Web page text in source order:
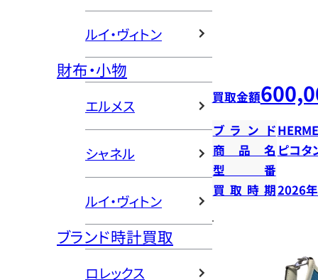
ルイ・ヴィトン
財布・小物
エルメス
シャネル
ルイ・ヴィトン
ブランド時計買取
ロレックス
買取金額
ブランド
商品名 ピコタ
型番
買取時期2026